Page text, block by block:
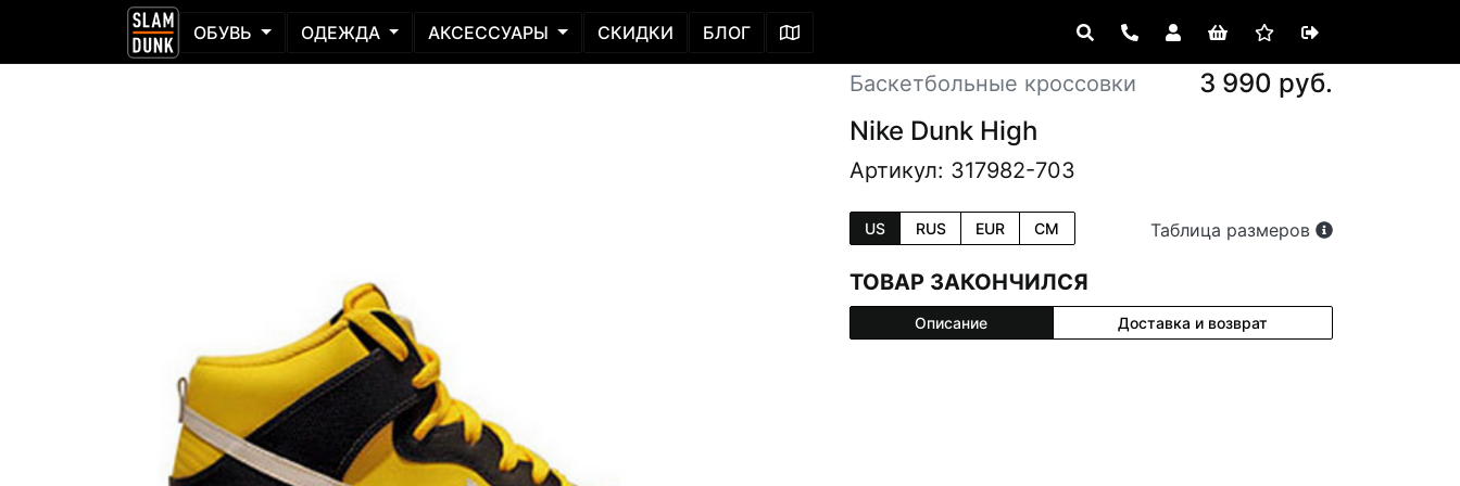
ОБУВЬ ОДЕЖДА АКСЕССУАРЫ СКИДКИ БЛОГ
Баскетбольные кроссовки
3 990 руб.
Nike Dunk High
Артикул: 317982-703
US RUS EUR CM Таблица размеров
ТОВАР ЗАКОНЧИЛСЯ
Описание Доставка и возврат